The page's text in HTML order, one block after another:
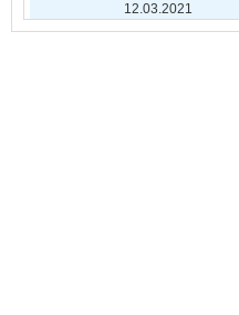
12.03.2021